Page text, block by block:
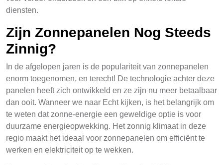
diensten.
Zijn Zonnepanelen Nog Steeds
Zinnig?
In de afgelopen jaren is de populariteit van zonnepanelen
enorm toegenomen, en terecht! De technologie achter deze
panelen heeft zich ontwikkeld en ze zijn nu meer betaalbaar
dan ooit. Wanneer we naar Echt kijken, is het belangrijk om
te weten dat zonne-energie een geweldige optie is voor
duurzame energieopwekking. Het zonnig klimaat in deze
regio maakt het ideaal voor zonnepanelen om efficiënt te
werken en elektriciteit op te wekken.